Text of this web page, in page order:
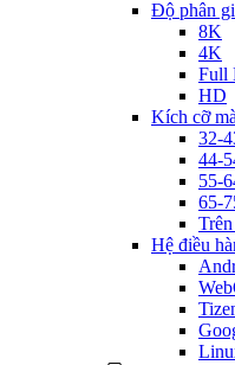
Độ phân
8K
4K
Full
HD
Kích cỡ
32-
44-
55-
65-
Hệ điều